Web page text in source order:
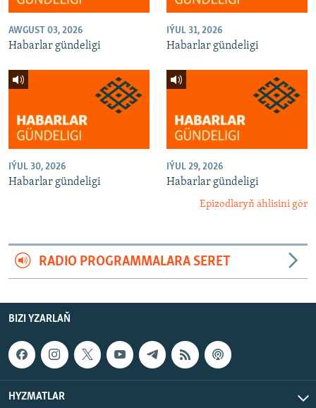
AWGUST 03, 2026
Habarlar gündeligi
IÝUL 31, 2026
Habarlar gündeligi
IÝUL 30, 2026
Habarlar gündeligi
IÝUL 29, 2026
Habarlar gündeligi
Epizodlaryň ählisini gör
RADIO PROGRAMMALARA SERET
BIZI YZARLAŇ
HYZMATLAR